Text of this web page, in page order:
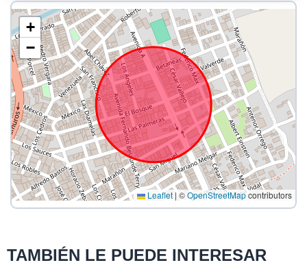
+
−
Leaflet | ©OpenStreetMapcontributors
TAMBIÉN LE PUEDE INTERESAR